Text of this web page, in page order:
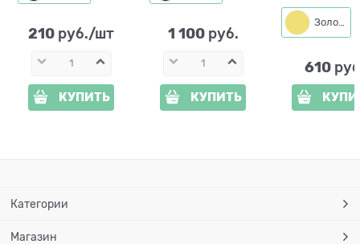
210 руб./шт
КУПИТЬ
1 100 руб.
КУПИТЬ
Золото
610
Категории
Магазин